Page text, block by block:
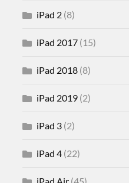
iPad 2 (8)
iPad 2017 (15)
iPad 2018 (8)
iPad 2019 (2)
iPad 3 (2)
iPad 4 (22)